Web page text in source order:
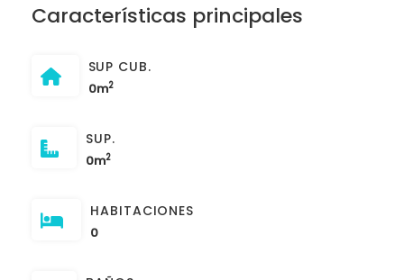
Características principales
SUP CUB.
0m2
SUP.
0m2
HABITACIONES
0